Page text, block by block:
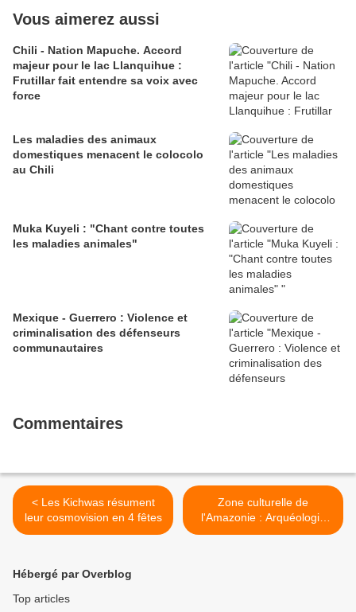
Vous aimerez aussi
Chili - Nation Mapuche. Accord
majeur pour le lac Llanquihue :
Frutillar fait entendre sa voix avec
force
Les maladies des animaux
domestiques menacent le colocolo
au Chili
Muka Kuyeli : "Chant contre toutes
les maladies animales"
Mexique - Guerrero : Violence et
criminalisation des défenseurs
communautaires
Commentaires
< Les Kichwas résument
leur cosmovision en 4 fêtes
Zone culturelle de
l'Amazonie : Arquéologie
dans les Llanos de Moxos >
Hébergé par Overblog
Top articles